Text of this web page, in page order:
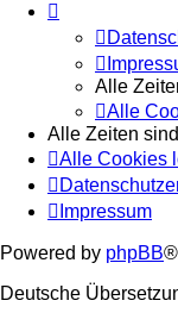
Alle
Alle
Alle Zeiten sind
Alle Cookies
Impressum
Powered by phpBB®
Deutsche